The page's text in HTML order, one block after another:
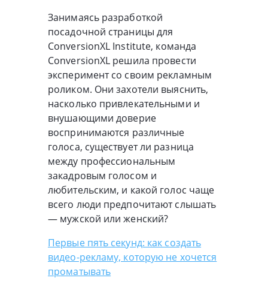
Занимаясь разработкой
посадочной страницы для
ConversionXL Institute, команда
ConversionXL решила провести
эксперимент со своим рекламным
роликом. Они захотели выяснить,
насколько привлекательными и
внушающими доверие
воспринимаются различные
голоса, существует ли разница
между профессиональным
закадровым голосом и
любительским, и какой голос чаще
всего люди предпочитают слышать
— мужской или женский?
Первые пять секунд: как создать
видео-рекламу, которую не хочется
проматывать